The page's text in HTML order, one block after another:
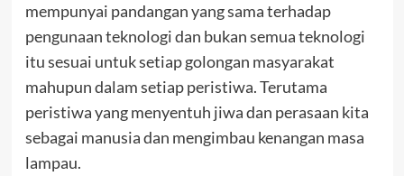
mempunyai pandangan yang sama terhadap
pengunaan teknologi dan bukan semua teknologi
itu sesuai untuk setiap golongan masyarakat
mahupun dalam setiap peristiwa. Terutama
peristiwa yang menyentuh jiwa dan perasaan kita
sebagai manusia dan mengimbau kenangan masa
lampau.